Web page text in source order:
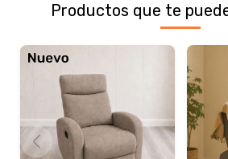
Productos que te